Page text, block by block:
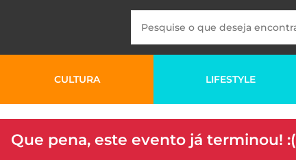
CULTURA LIFESTYLE
Que pena, este evento já terminou! :(